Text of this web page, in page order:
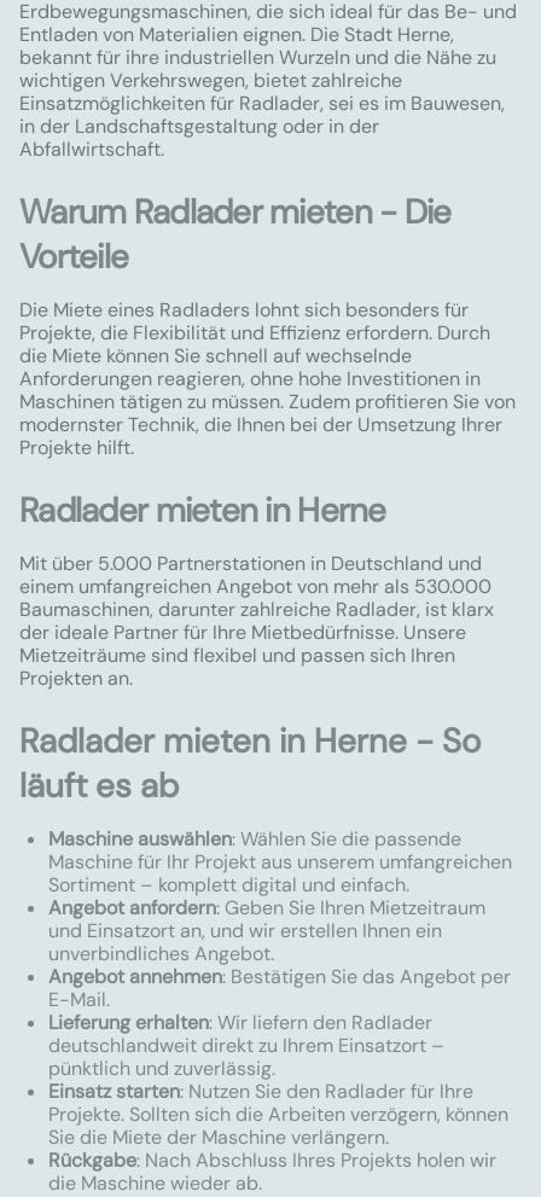
Erdbewegungsmaschinen, die sich ideal für das Be- und
Entladen von Materialien eignen. Die Stadt Herne,
bekannt für ihre industriellen Wurzeln und die Nähe zu
wichtigen Verkehrswegen, bietet zahlreiche
Einsatzmöglichkeiten für Radlader, sei es im Bauwesen,
in der Landschaftsgestaltung oder in der
Abfallwirtschaft.
Warum Radlader mieten - Die
Vorteile
Die Miete eines Radladers lohnt sich besonders für
Projekte, die Flexibilität und Effizienz erfordern. Durch
die Miete können Sie schnell auf wechselnde
Anforderungen reagieren, ohne hohe Investitionen in
Maschinen tätigen zu müssen. Zudem profitieren Sie von
modernster Technik, die Ihnen bei der Umsetzung Ihrer
Projekte hilft.
Radlader mieten in Herne
Mit über 5.000 Partnerstationen in Deutschland und
einem umfangreichen Angebot von mehr als 530.000
Baumaschinen, darunter zahlreiche Radlader, ist klarx
der ideale Partner für Ihre Mietbedürfnisse. Unsere
Mietzeiträume sind flexibel und passen sich Ihren
Projekten an.
Radlader mieten in Herne - So
läuft es ab
Maschine auswählen: Wählen Sie die passende
Maschine für Ihr Projekt aus unserem umfangreichen
Sortiment – komplett digital und einfach.
Angebot anfordern: Geben Sie Ihren Mietzeitraum
und Einsatzort an, und wir erstellen Ihnen ein
unverbindliches Angebot.
Angebot annehmen: Bestätigen Sie das Angebot per
E-Mail.
Lieferung erhalten: Wir liefern den Radlader
deutschlandweit direkt zu Ihrem Einsatzort –
pünktlich und zuverlässig.
Einsatz starten: Nutzen Sie den Radlader für Ihre
Projekte. Sollten sich die Arbeiten verzögern, können
Sie die Miete der Maschine verlängern.
Rückgabe: Nach Abschluss Ihres Projekts holen wir
die Maschine wieder ab.